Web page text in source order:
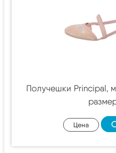
Получешки Principal,
Цена